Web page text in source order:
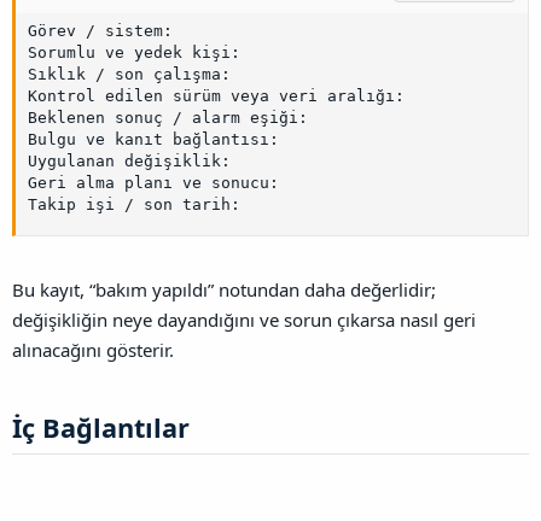
Görev / sistem:
Sorumlu ve yedek kişi:
Sıklık / son çalışma:
Kontrol edilen sürüm veya veri aralığı:
Beklenen sonuç / alarm eşiği:
Bulgu ve kanıt bağlantısı:
Uygulanan değişiklik:
Geri alma planı ve sonucu:
Takip işi / son tarih:
Bu kayıt, “bakım yapıldı” notundan daha değerlidir;
değişikliğin neye dayandığını ve sorun çıkarsa nasıl geri
alınacağını gösterir.
İç Bağlantılar​